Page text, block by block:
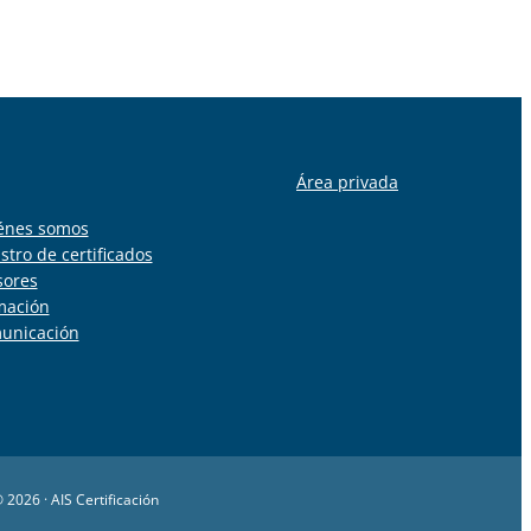
somos
de certificados
Área privada
· AIS Certificación